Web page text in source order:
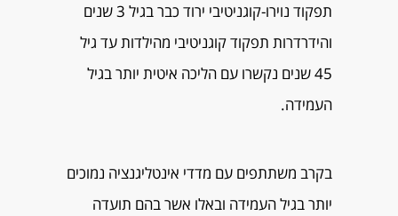
תפקוד נוירו-קוגניטיבי ירוד כבר בגיל 3 שנים
והידרדרות תפקוד קוגניטיבי מהילדות עד גיל
45 שנים נקשרו עם הליכה איטית יותר בגיל
העמידה.
בקרב משתתפים עם מדדי אינטליגנציה נמוכים
יותר בגיל העמידה ובאלו אשר בהם תועדה